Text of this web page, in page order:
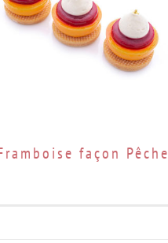
façon Pêche